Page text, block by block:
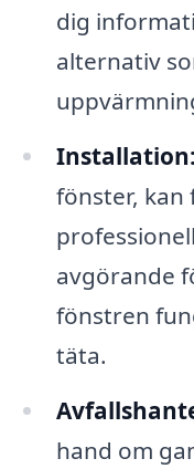
dig
alternativ
Installation:
fönster,
avgörande
fönstren
täta.
hand om